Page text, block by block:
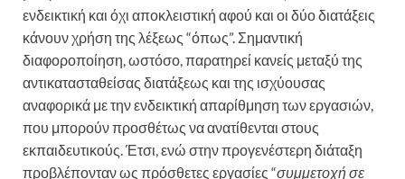
ενδεικτική και όχι αποκλειστική αφού και οι δύο διατάξεις
κάνουν χρήση της λέξεως “όπως”. Σημαντική
διαφοροποίηση, ωστόσο, παρατηρεί κανείς μεταξύ της
αντικατασταθείσας διατάξεως και της ισχύουσας
αναφορικά με την ενδεικτική απαρίθμηση των εργασιών,
που μπορούν προσθέτως να ανατίθενται στους
εκπαιδευτικούς. Έτσι, ενώ στην προγενέστερη διάταξη
προβλέπονταν ως πρόσθετες εργασίες “συμμετοχή σε